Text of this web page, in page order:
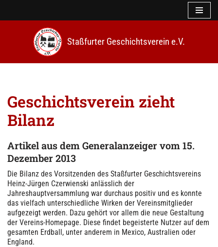
n
t
s
p
n
g
e
n
Staßfurter Geschichtsverein e.V.
Geschichtsverein zieht
Bilanz
Artikelaus dem Generalanzeigervom 15.
Dezember 2013
Die Bilanz des Vorsitzenden des Staßfurter Geschichtsvereins
Heinz-Jürgen Czerwienski anlässlich der
Jahreshauptversammlung war durchaus positiv und es konnte
das vielfach unterschiedliche Wirken der Vereinsmitglieder
aufgezeigt werden. Dazu gehört vor allem die neue Gestaltung
der Vereins-Homepage. Diese findet begeisterte Nutzer auf dem
gesamten Erdball, unter anderem in Mexico, Australien oder
England.